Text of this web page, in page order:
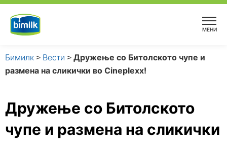
Skip
content
МЕНИ
Бимилк > Вести > Дружење со Битолското чупе и
размена на сликички во Cineplexx!
Дружење со Битолското
чупе и размена на сликички